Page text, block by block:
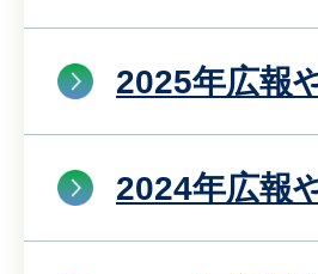
2025年広報
2024年広報